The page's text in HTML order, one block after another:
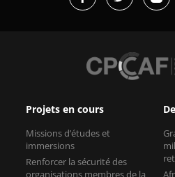
Projets en cours
Missions d’études et
immersions
Renforcer la sécurité des
organisations membres de la